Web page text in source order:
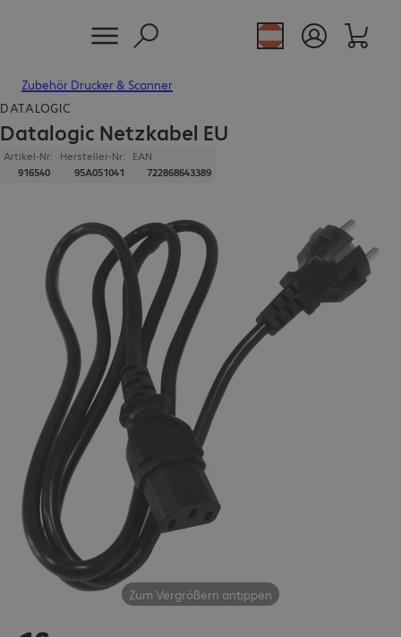
Zubehör Drucker & Scanner
Zum Vergrößern antippen
DATALOGIC
Datalogic Netzkabel EU
Artikel-Nr:
916540
Hersteller-Nr:
95A051041
EAN
722868643389